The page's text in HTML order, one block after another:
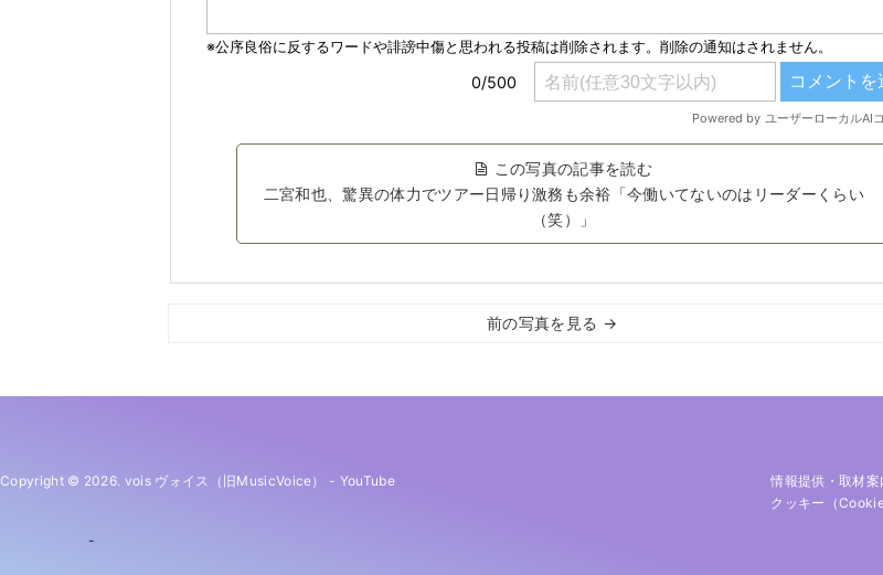
この写真の記事を読む
二宮和也、驚異の体力でツアー日帰り激務も余裕「今働いてないのはリーダーくらい
（笑）」
前の写真を見る →
Copyright © 2026. vois ヴォイス（旧MusicVoice） - YouTube 情報提供・取材
クッキー（
-